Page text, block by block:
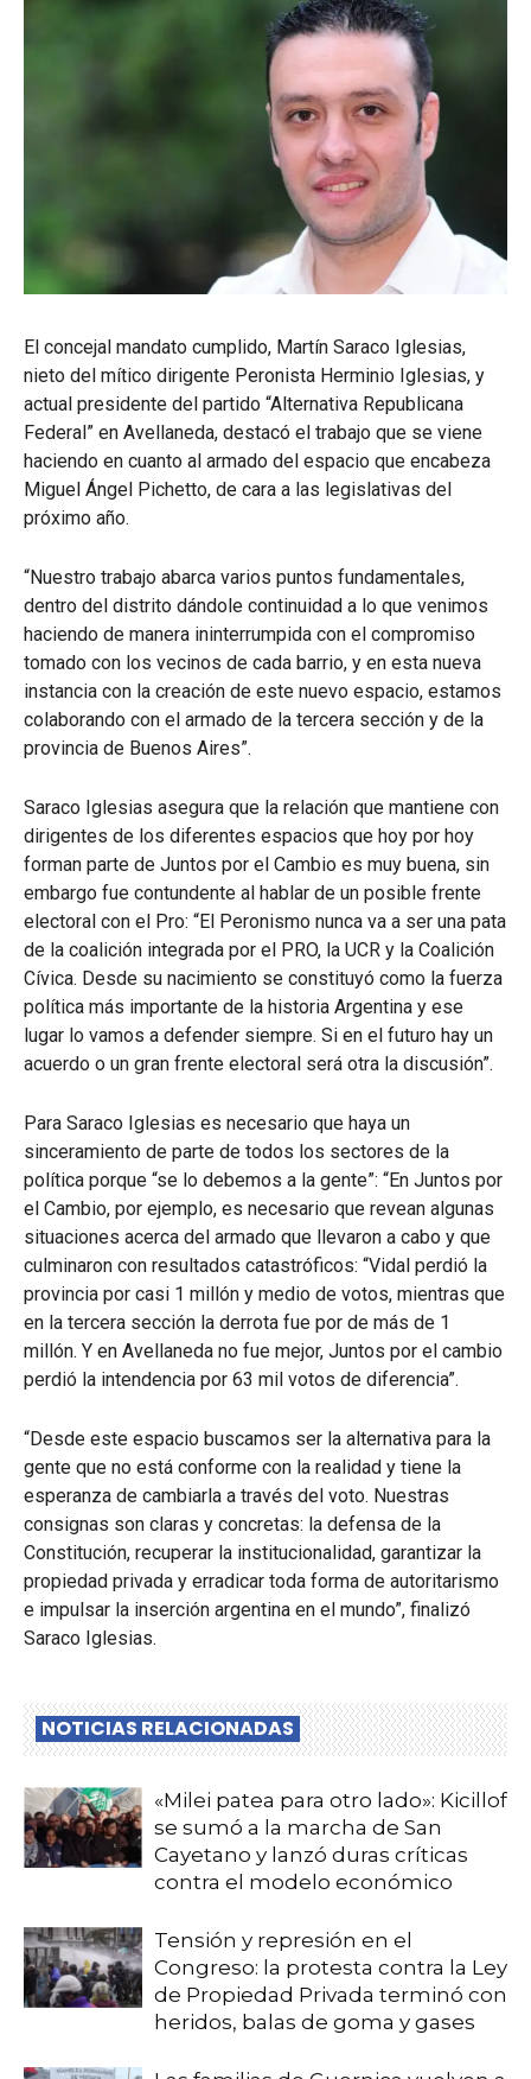
El concejal mandato cumplido, Martín Saraco Iglesias,
nieto del mítico dirigente Peronista Herminio Iglesias, y
actual presidente del partido “Alternativa Republicana
Federal” en Avellaneda, destacó el trabajo que se viene
haciendo en cuanto al armado del espacio que encabeza
Miguel Ángel Pichetto, de cara a las legislativas del
próximo año.
“Nuestro trabajo abarca varios puntos fundamentales,
dentro del distrito dándole continuidad a lo que venimos
haciendo de manera ininterrumpida con el compromiso
tomado con los vecinos de cada barrio, y en esta nueva
instancia con la creación de este nuevo espacio, estamos
colaborando con el armado de la tercera sección y de la
provincia de Buenos Aires”.
Saraco Iglesias asegura que la relación que mantiene con
dirigentes de los diferentes espacios que hoy por hoy
forman parte de Juntos por el Cambio es muy buena, sin
embargo fue contundente al hablar de un posible frente
electoral con el Pro: “El Peronismo nunca va a ser una pata
de la coalición integrada por el PRO, la UCR y la Coalición
Cívica. Desde su nacimiento se constituyó como la fuerza
política más importante de la historia Argentina y ese
lugar lo vamos a defender siempre. Si en el futuro hay un
acuerdo o un gran frente electoral será otra la discusión”.
Para Saraco Iglesias es necesario que haya un
sinceramiento de parte de todos los sectores de la
política porque “se lo debemos a la gente”: “En Juntos por
el Cambio, por ejemplo, es necesario que revean algunas
situaciones acerca del armado que llevaron a cabo y que
culminaron con resultados catastróficos: “Vidal perdió la
provincia por casi 1 millón y medio de votos, mientras que
en la tercera sección la derrota fue por de más de 1
millón. Y en Avellaneda no fue mejor, Juntos por el cambio
perdió la intendencia por 63 mil votos de diferencia”.
“Desde este espacio buscamos ser la alternativa para la
gente que no está conforme con la realidad y tiene la
esperanza de cambiarla a través del voto. Nuestras
consignas son claras y concretas: la defensa de la
Constitución, recuperar la institucionalidad, garantizar la
propiedad privada y erradicar toda forma de autoritarismo
e impulsar la inserción argentina en el mundo”, finalizó
Saraco Iglesias.
NOTICIAS RELACIONADAS
«Milei patea para otro lado»: Kicillof
se sumó a la marcha de San
Cayetano y lanzó duras críticas
contra el modelo económico
Tensión y represión en el
Congreso: la protesta contra la Ley
de Propiedad Privada terminó con
heridos, balas de goma y gases